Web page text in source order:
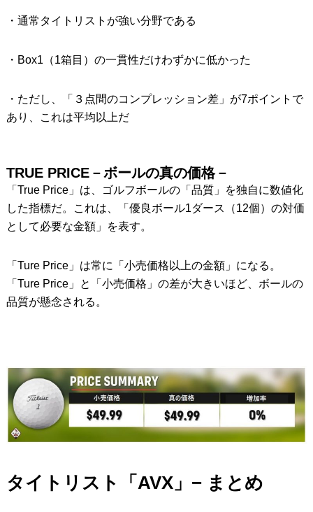
・通常タイトリストが強い分野である
・Box1（1箱目）の一貫性だけわずかに低かった
・ただし、「３点間のコンプレッション差」が7ポイントで
あり、これは平均以上だ
TRUE PRICE－ボールの真の価格－
「True Price」は、ゴルフボールの「品質」を独自に数値化
した指標だ。これは、「優良ボール1ダース（12個）の対価
として必要な金額」を表す。
「Ture Price」は常に「小売価格以上の金額」になる。
「Ture Price」と「小売価格」の差が大きいほど、ボールの
品質が懸念される。
タイトリスト「AVX」− まとめ